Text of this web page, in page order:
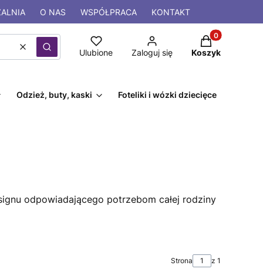
O NAS WSPÓŁPRACA KONTAKT
WyczyśćSzukaj Ulubione Zaloguj się
Produkty w
Koszyk
Odzież, buty, kaski Foteliki i wózki dziecięce
odpowiadającego potrzebom całej rodziny
Strona z 1